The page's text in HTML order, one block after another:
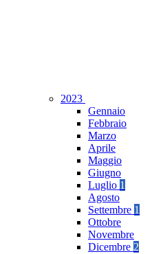
2023
Gennaio
Febbraio
Marzo
Aprile
Maggio
Giugno
Luglio 1
Agosto
Settembre 1
Ottobre
Novembre
Dicembre 2